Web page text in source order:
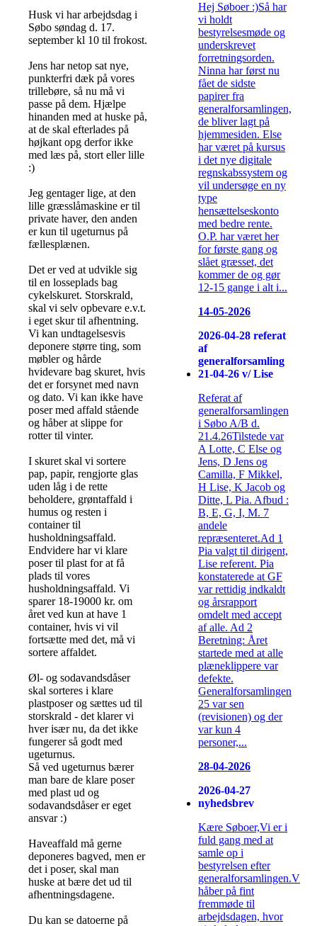
Husk vi har arbejdsdag i
Søbo søndag d. 17.
september kl 10 til frokost.
Jens har netop sat nye,
punkterfri dæk på vores
trillebøre, så nu må vi
passe på dem. Hjælpe
hinanden med at huske på,
at de skal efterlades på
højkant opg derfor ikke
med læs på, stort eller lille
:)
Jeg gentager lige, at den
lille græsslåmaskine er til
private haver, den anden
er kun til ugeturnus på
fællesplænen.
Det er ved at udvikle sig
til en losseplads bag
cykelskuret. Storskrald,
skal vi selv opbevare e.v.t.
i eget skur til afhentning.
Vi kan undtagelsesvis
deponere større ting, som
møbler og hårde
hvidevare bag skuret, hvis
det er forsynet med navn
og dato. Vi kan ikke have
poser med affald stående
og håber at slippe for
rotter til vinter.
I skuret skal vi sortere
pap, papir, rengjorte glas
uden låg i de rette
beholdere, grøntaffald i
humus og resten i
container til
husholdningsaffald.
Endvidere har vi klare
poser til plast for at få
plads til vores
husholdningsaffald. Vi
sparer 18-19000 kr. om
året ved kun at have 1
container, hvis vi vil
fortsætte med det, må vi
sortere affaldet.
Øl- og sodavandsdåser
skal sorteres i klare
plastposer og sættes ud til
storskrald - det klarer vi
hver især nu, da det ikke
fungerer så godt med
ugeturnus.
Så ved ugeturnus bærer
man bare de klare poser
med plast ud og
sodavandsdåser er eget
ansvar :)
Haveaffald må gerne
deponeres bagved, men er
det i poser, skal man
huske at bære det ud til
afhentningsdagene.
Du kan se datoerne på
Hej Søboer :)Så har
vi holdt
bestyrelsesmøde og
underskrevet
forretningsorden.
Ninna har først nu
fået de sidste
papirer fra
generalforsamlingen,
de bliver lagt på
hjemmesiden. Else
har været på kursus
i det nye digitale
regnskabssystem og
vil undersøge en ny
type
hensættelseskonto
med bedre rente.
O.P. har været her
for første gang og
slået græsset, det
kommer de og gør
12-15 gange i alt i...
14-05-2026
2026-04-28 referat
af
generalforsamling
21-04-26 v/ Lise
Referat af
generalforsamlingen
i Søbo A/B d.
21.4.26Tilstede var
A Lotte, C Else og
Jens, D Jens og
Camilla, F Mikkel,
H Lise, K Jacob og
Ditte, L Pia. Afbud :
B, E, G, I, M. 7
andele
repræsenteret.Ad 1
Pia valgt til dirigent,
Lise referent. Pia
konstaterede at GF
var rettidig indkaldt
og årsrapport
omdelt med accept
af alle. Ad 2
Beretning: Året
startede med at alle
plæneklippere var
defekte.
Generalforsamlingen
25 var sen
(revisionen) og der
var kun 4
personer,...
28-04-2026
2026-04-27
nyhedsbrev
Kære Søboer,Vi er i
fuld gang med at
samle op i
bestyrelsen efter
generalforsamlingen.Vi
håber på fint
fremmøde til
arbejdsdagen, hvor